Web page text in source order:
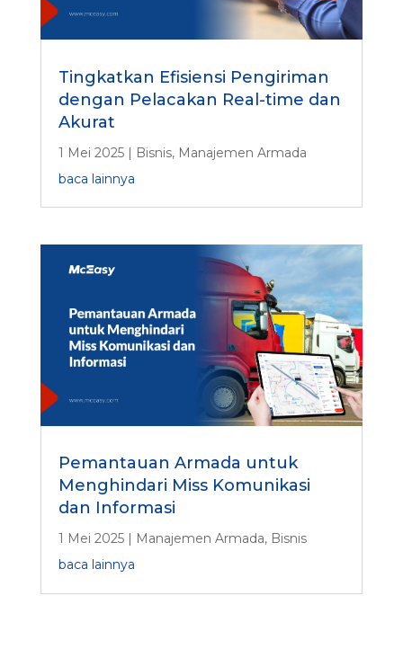
Tingkatkan Efisiensi Pengiriman
dengan Pelacakan Real-time dan
Akurat
1 Mei 2025| Bisnis, Manajemen Armada
baca lainnya
Pemantauan Armada untuk
Menghindari Miss Komunikasi
dan Informasi
1 Mei 2025| Manajemen Armada, Bisnis
baca lainnya